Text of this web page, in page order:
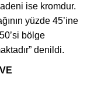
ise kromdur.
yüzde 45’ine
bölge
denildi.